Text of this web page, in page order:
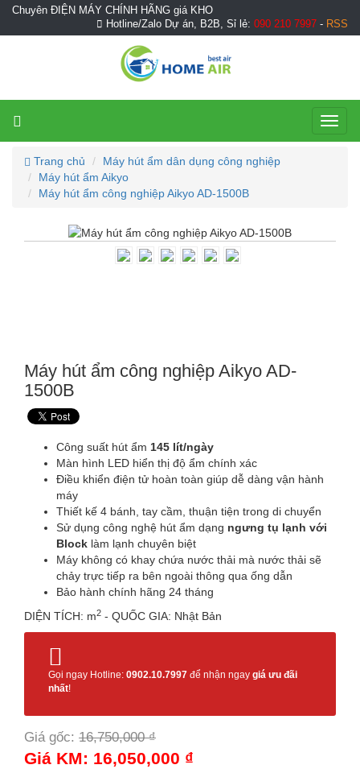
Chuyên ĐIỆN MÁY CHÍNH HÃNG giá KHO
Hotline/Zalo Dự án, B2B, Sỉ lẻ: 090 210 7997 - RSS
Trang chủ
Máy hút ẩm dân dụng công nghiệp
Máy hút ẩm Aikyo
Máy hút ẩm công nghiệp Aikyo AD-1500B
Máy hút ẩm công nghiệp Aikyo AD-
1500B
Công suất hút ẩm 145 lít/ngày
Màn hình LED hiển thị độ ẩm chính xác
Điều khiển điện tử hoàn toàn giúp dễ dàng vận hành
máy
Thiết kế 4 bánh, tay cầm, thuận tiện trong di chuyển
Sử dụng công nghệ hút ẩm dạng ngưng tụ lạnh với
Block làm lạnh chuyên biệt
Máy không có khay chứa nước thải mà nước thải sẽ
chảy trực tiếp ra bên ngoài thông qua ống dẫn
Bảo hành chính hãng 24 tháng
DIỆN TÍCH: m2 - QUỐC GIA: Nhật Bản
Gọi ngay Hotline: 0902.10.7997 để nhận ngay giá ưu đãi
nhất!
Giá gốc: 16,750,000 ₫
Giá KM: 16,050,000 ₫